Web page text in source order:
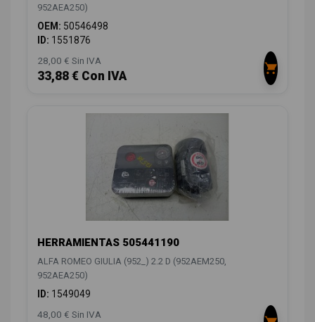
952AEA250)
OEM: 50546498
ID: 1551876
28,00 € Sin IVA
33,88 € Con IVA
HERRAMIENTAS 505441190
ALFA ROMEO GIULIA (952_) 2.2 D (952AEM250,
952AEA250)
ID: 1549049
48,00 € Sin IVA